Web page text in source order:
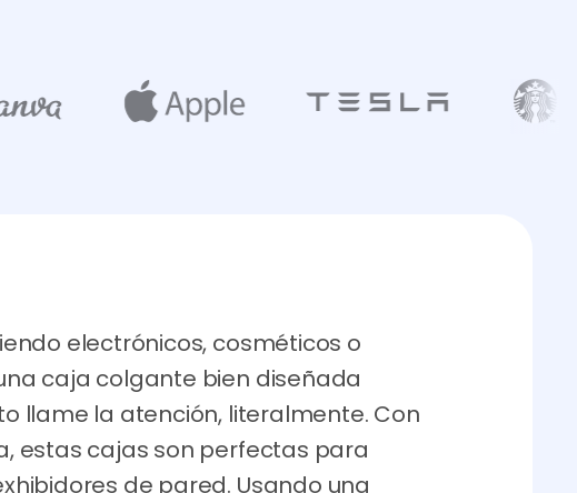
electrónicos, cosméticos o
caja colgante bien diseñada
llame la atención, literalmente. Con
estas cajas son perfectas para
de pared. Usando una